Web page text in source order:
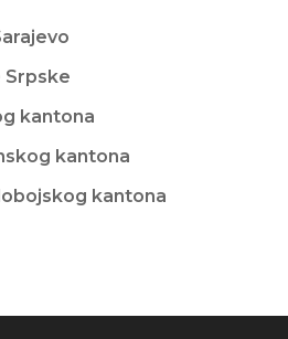
Srpske
kantona
kantona
kantona